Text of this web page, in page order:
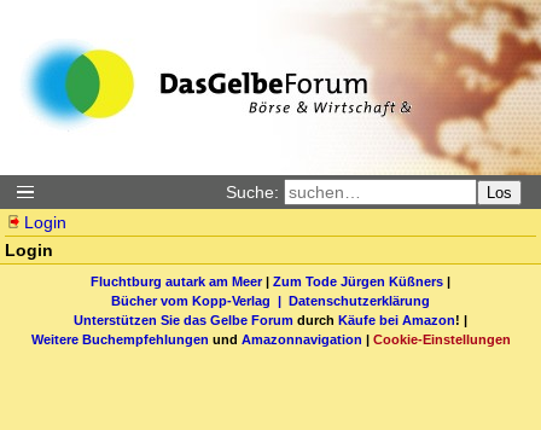
Suche: Los
Login
Login
Fluchtburg autark am Meer| Zum Tode Jürgen Küßners |
Bücher vom Kopp-Verlag | Datenschutzerklärung
Unterstützen Sie das Gelbe Forum durch Käufe bei Amazon! |
Weitere Buchempfehlungen und Amazonnavigation | Cookie-Einstellungen